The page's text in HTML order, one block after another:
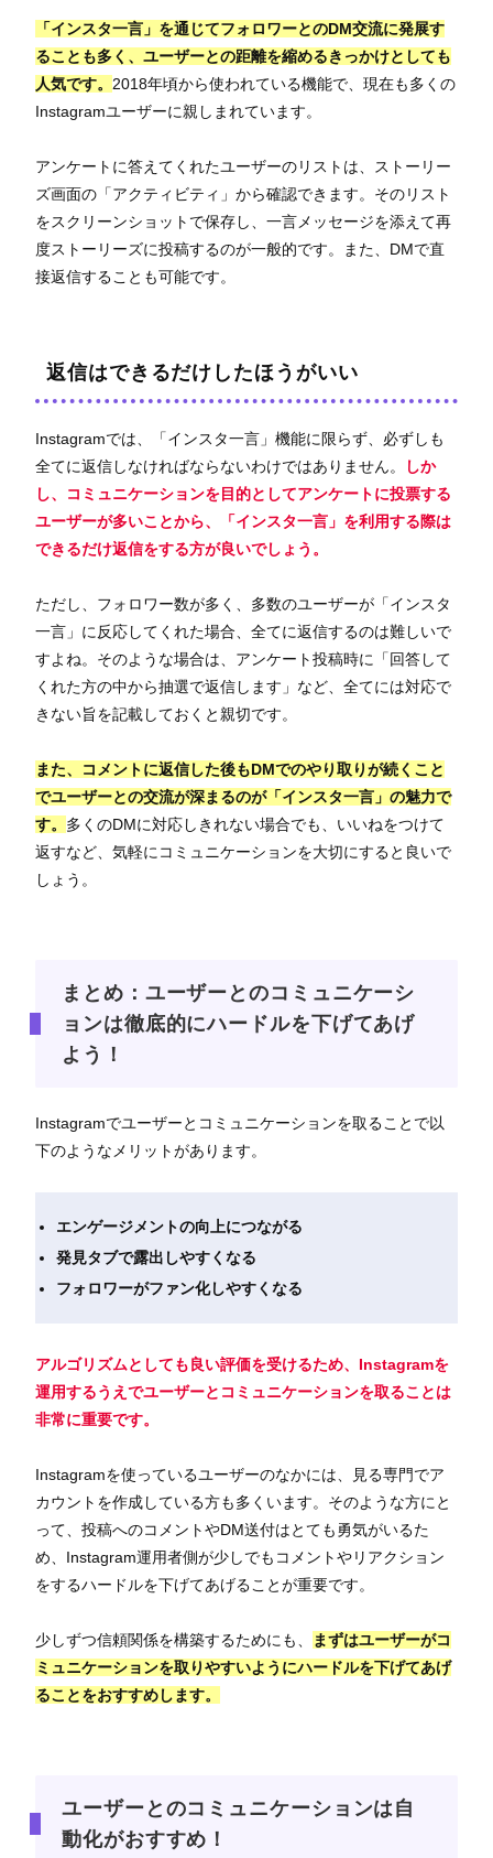
「インスタ一言」を通じてフォロワーとのDM交流に発展す
ることも多く、ユーザーとの距離を縮めるきっかけとしても
人気です。 2018年頃から使われている機能で、現在も多くの
Instagramユーザーに親しまれています。
アンケートに答えてくれたユーザーのリストは、ストーリー
ズ画面の「アクティビティ」から確認できます。そのリスト
をスクリーンショットで保存し、一言メッセージを添えて再
度ストーリーズに投稿するのが一般的です。また、DMで直
接返信することも可能です。
返信はできるだけしたほうがいい
Instagramでは、「インスタ一言」機能に限らず、必ずしも
全てに返信しなければならないわけではありません。
しか
し、コミュニケーションを目的としてアンケートに投票する
ユーザーが多いことから、「インスタ一言」を利用する際は
できるだけ返信をする方が良いでしょう。
ただし、フォロワー数が多く、多数のユーザーが「インスタ
一言」に反応してくれた場合、全てに返信するのは難しいで
すよね。そのような場合は、アンケート投稿時に「回答して
くれた方の中から抽選で返信します」など、全てには対応で
きない旨を記載しておくと親切です。
また、コメントに返信した後もDMでのやり取りが続くこと
でユーザーとの交流が深まるのが「インスタ一言」の魅力で
す。 多くのDMに対応しきれない場合でも、いいねをつけて
返すなど、気軽にコミュニケーションを大切にすると良いで
しょう。
まとめ：ユーザーとのコミュニケーシ
ョンは徹底的にハードルを下げてあげ
よう！
Instagramでユーザーとコミュニケーションを取ることで以
下のようなメリットがあります。
エンゲージメントの向上につながる
発見タブで露出しやすくなる
フォロワーがファン化しやすくなる
アルゴリズムとしても良い評価を受けるため、Instagramを
運用するうえでユーザーとコミュニケーションを取ることは
非常に重要です。
Instagramを使っているユーザーのなかには、見る専門でア
カウントを作成している方も多くいます。そのような方にと
って、投稿へのコメントやDM送付はとても勇気がいるた
め、Instagram運用者側が少しでもコメントやリアクション
をするハードルを下げてあげることが重要です。
少しずつ信頼関係を構築するためにも、
まずはユーザーがコ
ミュニケーションを取りやすいようにハードルを下げてあげ
ることをおすすめします。
ユーザーとのコミュニケーションは自
動化がおすすめ！